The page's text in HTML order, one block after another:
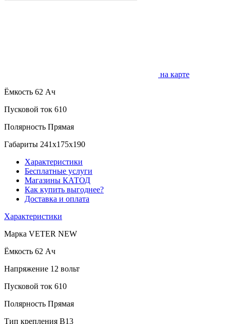
на карте
Ёмкость 62 Ач
Пусковой ток 610
Полярность Прямая
Габариты 241x175x190
Характеристики
Бесплатные услуги
Магазины КАТОД
Как купить выгоднее?
Доставка и оплата
Характеристики
Марка VETER NEW
Ёмкость 62 Ач
Напряжение 12 вольт
Пусковой ток 610
Полярность Прямая
Тип крепления B13